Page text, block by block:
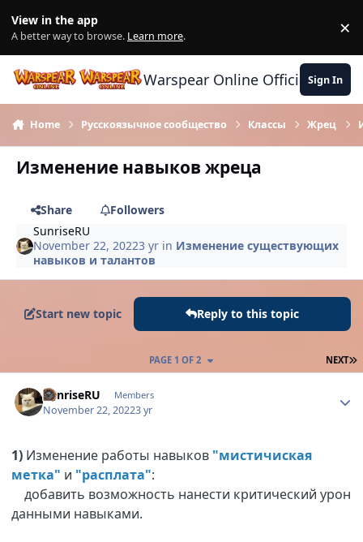
View in the app
A better way to browse. Learn more. ×
Warspear Online Official Forum
Sign In
Home Русскоязычное сообщество Классы Жрец
Изменение навыков жреца
Share
Followers
SunriseRU
November 22, 20223 yr in Изменение существующих
навыков и талантов
Start new topic Reply to this topic
NEXT
PAGE 1 OF 2
SunriseRU Members
November 22, 20223 yr
1) Изменение работы навыков "мистичиская
метка" и "расплата":
добавить возможность нанести критический урон
данными навыками.